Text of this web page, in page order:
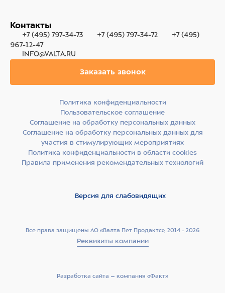
Контакты
+7 (495) 797-34-73 +7 (495) 797-34-72
+7 (495)
967-12-47
INFO@VALTA.RU
Заказать звонок
Все права защищены АО «Валта Пет Продактс», 2014 - 2026
Реквизиты компании
Политика конфиденциальности
Пользовательское соглашение
Соглашение на обработку персональных данных
Соглашение на обработку персональных данных для
участия в стимулирующих мероприятиях
Политика конфиденциальности в области cookies
Правила применения рекомендательных технологий
Версия для слабовидящих
Разработка сайта –­ компания «Факт»